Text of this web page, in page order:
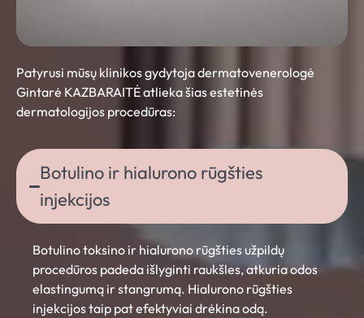
Patyrusi mūsų klinikos gydytoja dermatovenerologė
Gintarė KAZBARAITĖ atlieka šias estetinės
dermatologijos procedūras:
Botulino ir hialurono rūgšties
injekcijos
Botulino toksino ir hialurono rūgšties užpildų
procedūros padeda išlyginti raukšles, atkuria odos
elastingumą ir stangrumą. Hialurono rūgšties
injekcijos taip pat efektyviai drėkina odą.